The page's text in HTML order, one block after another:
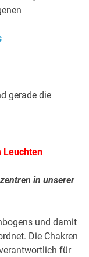
gerade die
Leuchten
in unserer
und damit
Die Chakren
für